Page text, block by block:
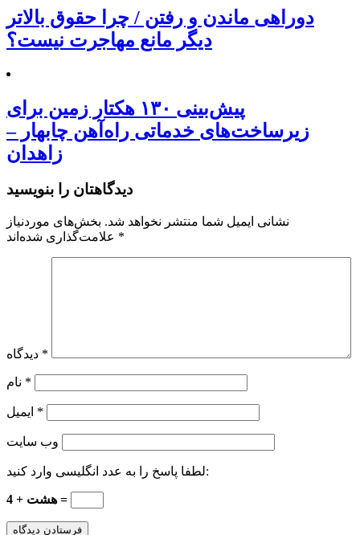
دوراهی ماندن و رفتن / چرا حقوق بالاتر
دیگر مانع مهاجرت نیست؟
پیش‌بینی ۱۳۰ هکتار زمین برای
زیرساخت‌های خدماتی راه‌آهن چابهار –
زاهدان
دیدگاهتان را بنویسید
نشانی ایمیل شما منتشر نخواهد شد. بخش‌های موردنیاز
*
*
*
*
وب‌ سایت
لطفا پاسخ را به عدد انگلیسی وارد کنید:
4 + هشت =